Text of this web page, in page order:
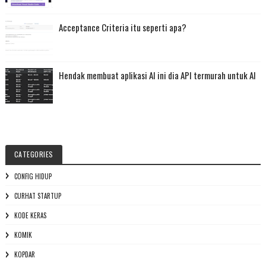
Acceptance Criteria itu seperti apa?
Hendak membuat aplikasi AI ini dia API termurah untuk AI
CATEGORIES
CONFIG HIDUP
CURHAT STARTUP
KODE KERAS
KOMIK
KOPDAR